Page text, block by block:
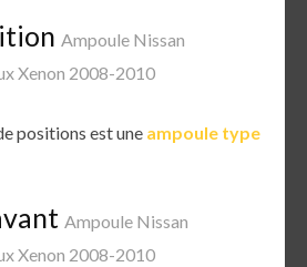
Ampoule Nissan
Xenon 2008-2010
positions est une ampoule type
Ampoule Nissan
Xenon 2008-2010